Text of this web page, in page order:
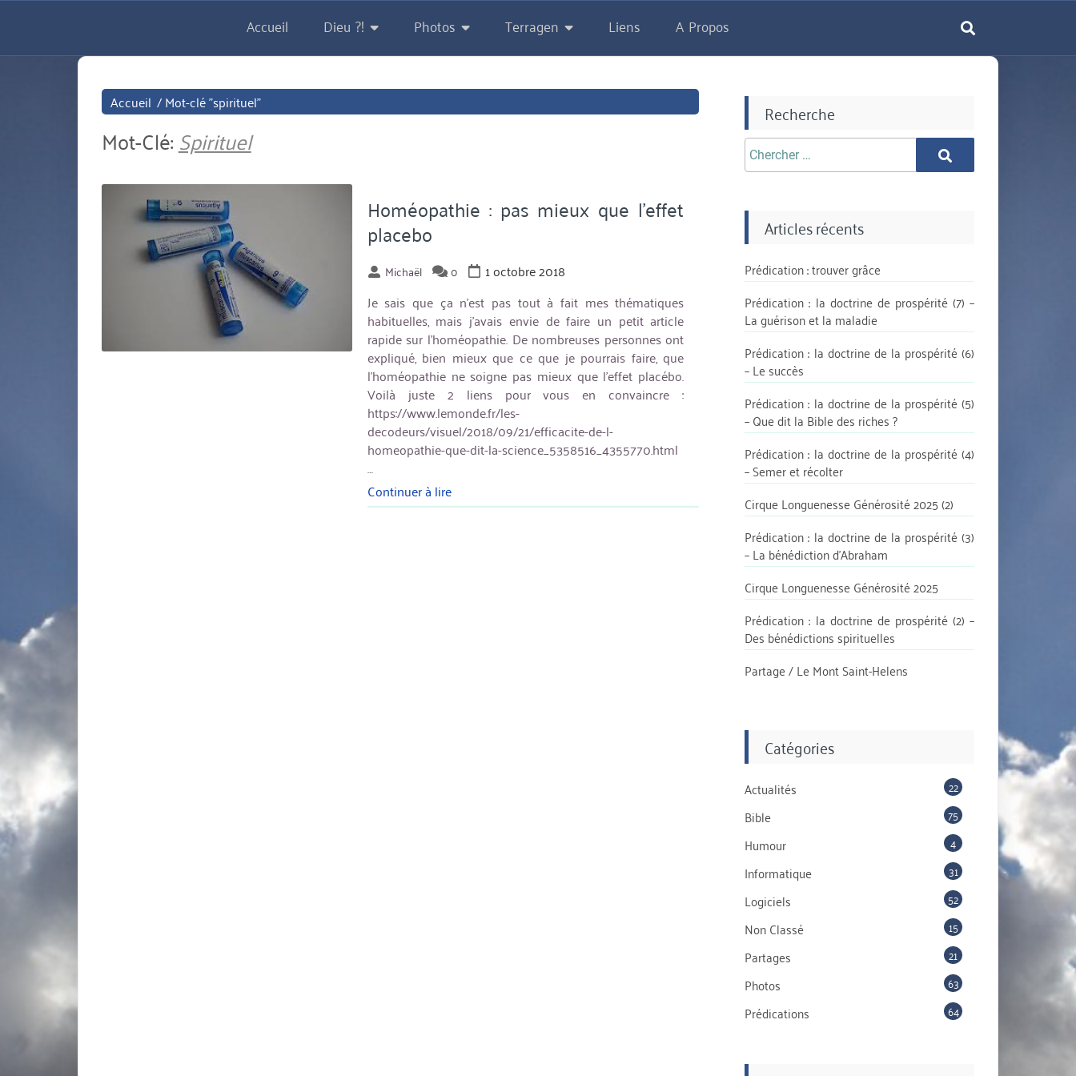
au
Accueil Dieu ?! Photos Terragen Liens A Propos
Accueil /Mot-clé "spirituel"
Mot-Clé: Spirituel
Homéopathie : pas mieux que l’effet
placebo
Michaël 0
1 octobre 2018
Je sais que ça n’est pas tout à fait mes thématiques
habituelles, mais j’avais envie de faire un petit article
rapide sur l’homéopathie. De nombreuses personnes ont
expliqué, bien mieux que ce que je pourrais faire, que
l’homéopathie ne soigne pas mieux que l’effet placébo.
Voilà juste 2 liens pour vous en convaincre :
https://www.lemonde.fr/les-
decodeurs/visuel/2018/09/21/efficacite-de-l-
homeopathie-que-dit-la-science_5358516_4355770.html
…
Continuer à lire« Homéopathie
:
miniature
Recherche
Chercher
aprè:
Chercher
Articles récents
Prédication : trouver grâce
Prédication : la doctrine de prospérité (7) –
La guérison et la maladie
Prédication : la doctrine de la prospérité (6)
– Le succès
Prédication : la doctrine de la prospérité (5)
– Que dit la Bible des riches ?
Prédication : la doctrine de la prospérité (4)
– Semer et récolter
Cirque Longuenesse Générosité 2025 (2)
Prédication : la doctrine de la prospérité (3)
– La bénédiction d’Abraham
Cirque Longuenesse Générosité 2025
Prédication : la doctrine de prospérité (2) –
Des bénédictions spirituelles
Partage / Le Mont Saint-Helens
Catégories
Actualités 22
Bible 75
Humour 4
Informatique 31
Logiciels 52
Non Classé 15
Partages 21
Photos 63
Prédications 64